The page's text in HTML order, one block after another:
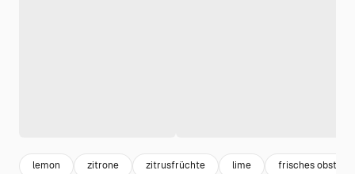
lemon zitrone zitrusfrüchte lime frisches obst